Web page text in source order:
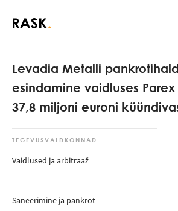
Levadia Metalli
esindamine vaidluses
37,8 miljoni euroni
TEGEVUSVALDKONNAD
Vaidlused ja arbitraaž
Saneerimine ja pankrot